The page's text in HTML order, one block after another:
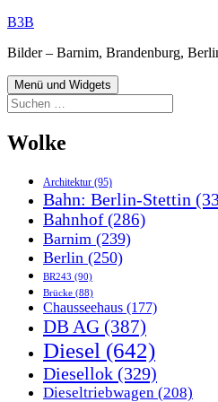
Zum
springen
B3B
Bilder – Barnim, Brandenburg,
Menü und Widgets
Suchen
nach:
Wolke
Architektur (95)
Bahn: Berlin-Stettin
Bahnhof(286)
Barnim (239)
Berlin (250)
BR243 (90)
Brücke (88)
Chausseehaus (177)
DB AG (387)
Diesel (642)
Diesellok (329)
Dieseltriebwagen (208)